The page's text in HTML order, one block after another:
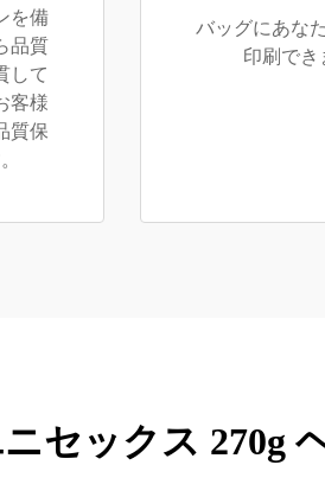
を備
品質
して
客様
質保
バッグにあな
印刷でき
セックス 270g